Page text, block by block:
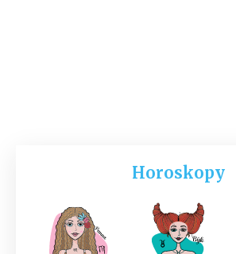
Horoskopy